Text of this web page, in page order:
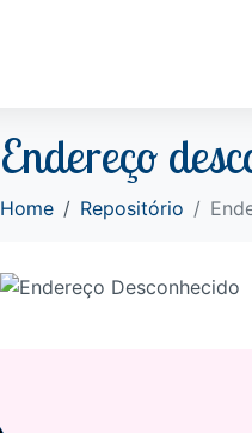
Endereço
Home Repositório